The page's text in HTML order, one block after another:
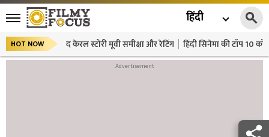
हिंदी
HOT NOW द केरल स्टोरी मूवी समीक्षा और रेटिंग हिंदी सिनेमा की टॉप 10